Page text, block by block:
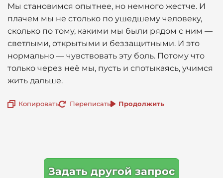
Мы становимся опытнее, но немного жестче. И
плачем мы не столько по ушедшему человеку,
сколько по тому, какими мы были рядом с ним —
светлыми, открытыми и беззащитными. И это
нормально — чувствовать эту боль. Потому что
только через неё мы, пусть и спотыкаясь, учимся
жить дальше.
Копировать Переписать Продолжить
Задать другой запрос